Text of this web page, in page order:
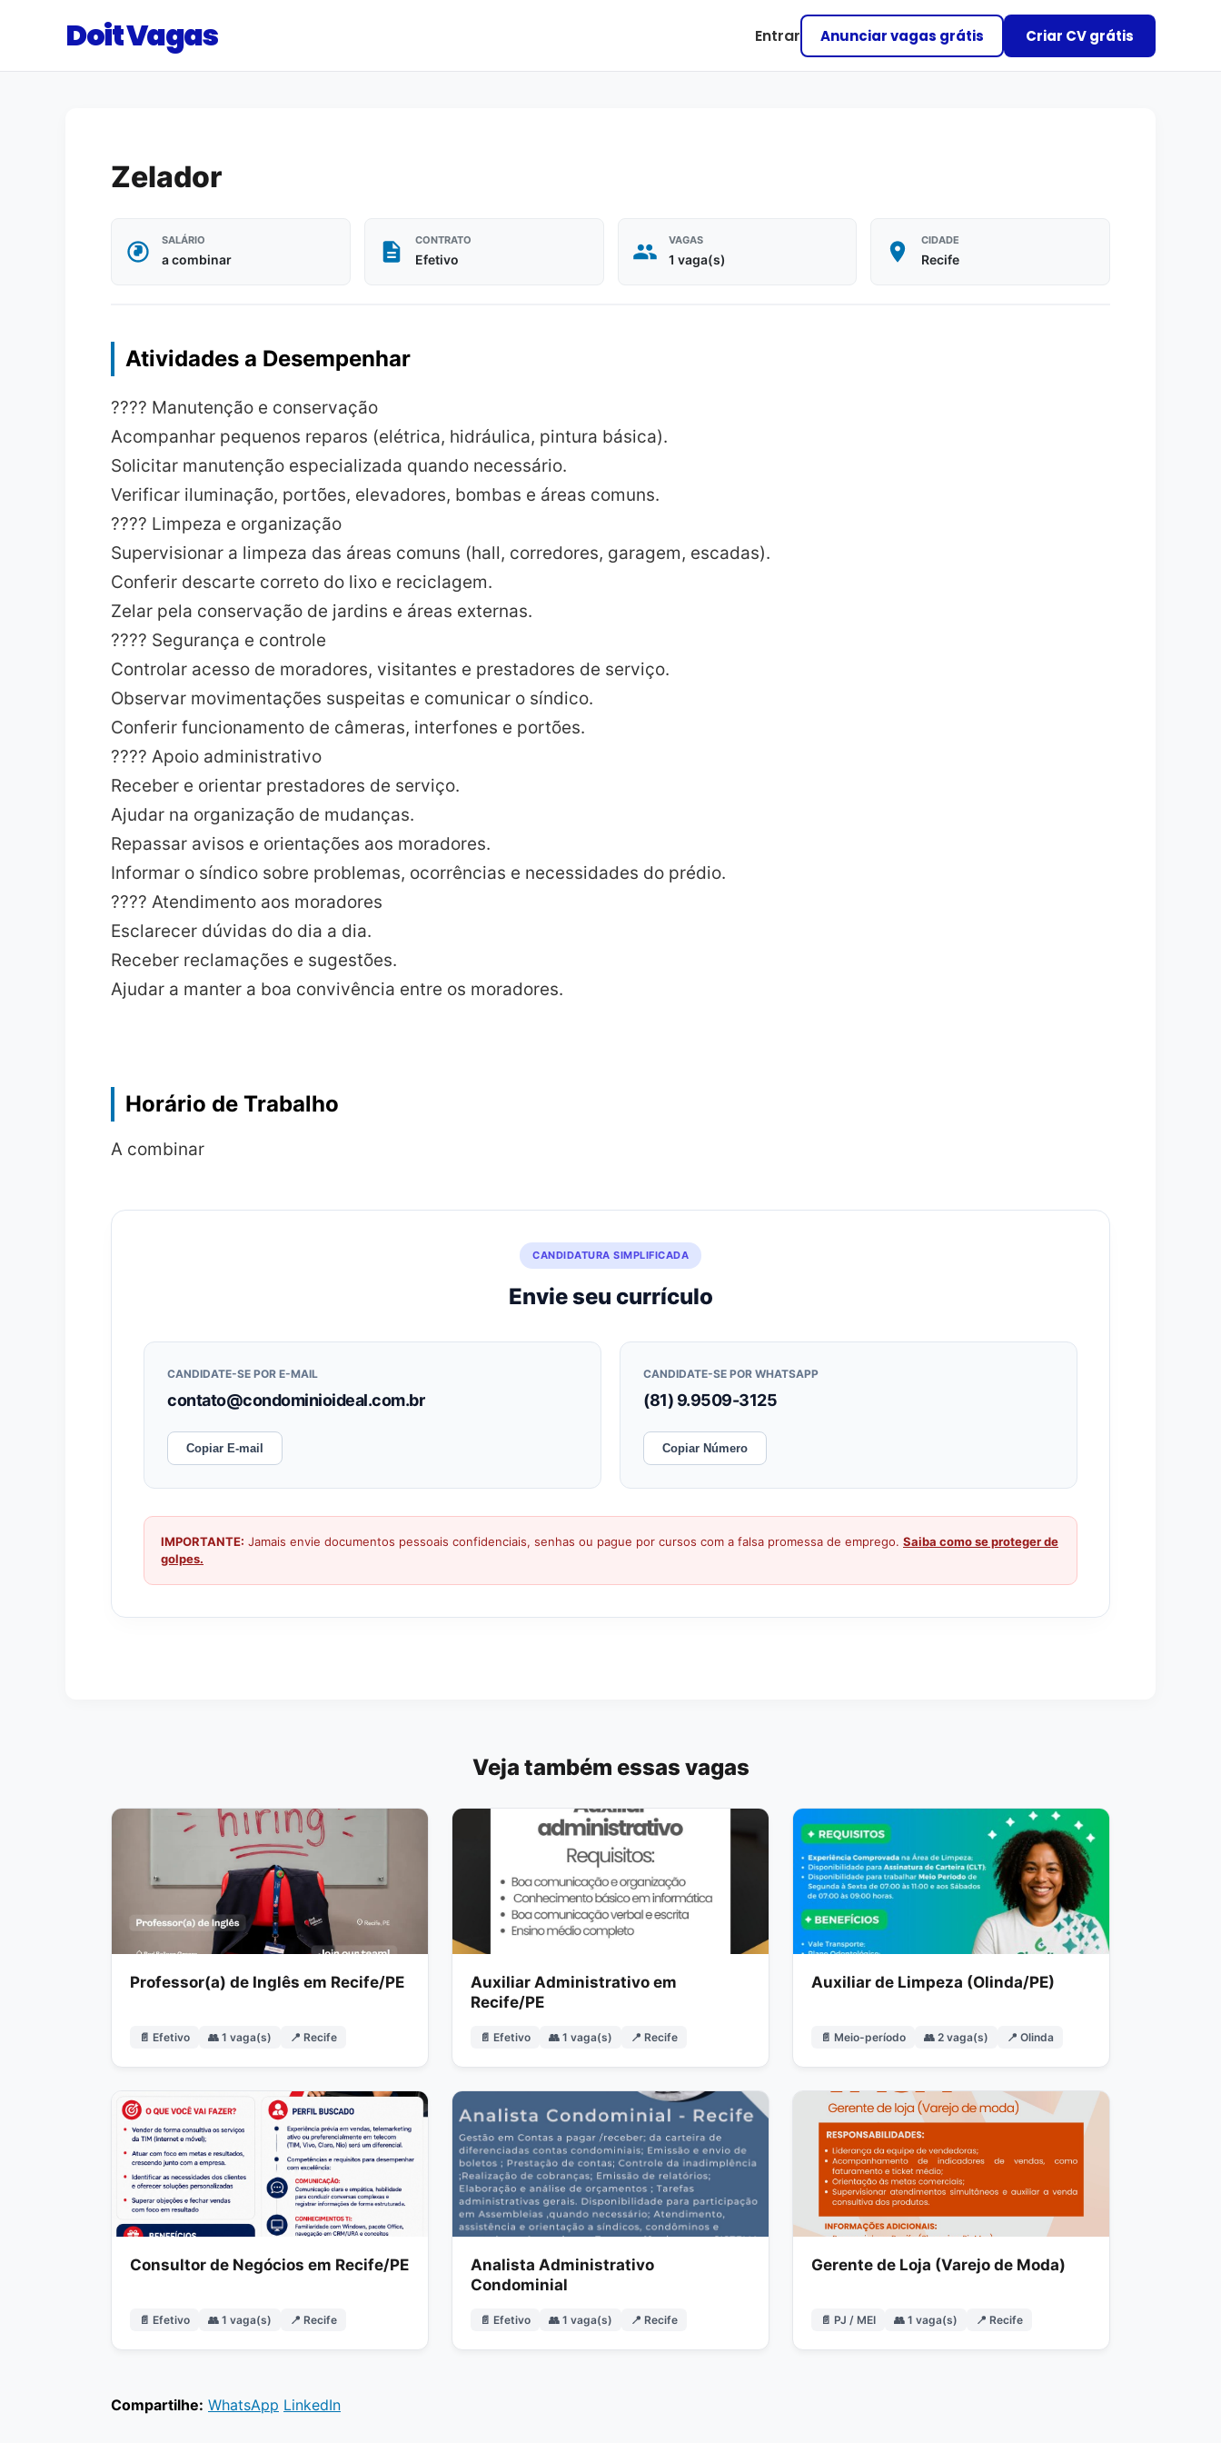
Doit Vagas Entrar Anunciar vagas grátis Criar CV grátis
Zelador
SALÁRIO
a combinar
CONTRATO
Efetivo
VAGAS
1 vaga(s)
CIDADE
Recife
Atividades a Desempenhar
???? Manutenção e conservação
Acompanhar pequenos reparos (elétrica, hidráulica, pintura básica).
Solicitar manutenção especializada quando necessário.
Verificar iluminação, portões, elevadores, bombas e áreas comuns.
???? Limpeza e organização
Supervisionar a limpeza das áreas comuns (hall, corredores, garagem, escadas).
Conferir descarte correto do lixo e reciclagem.
Zelar pela conservação de jardins e áreas externas.
???? Segurança e controle
Controlar acesso de moradores, visitantes e prestadores de serviço.
Observar movimentações suspeitas e comunicar o síndico.
Conferir funcionamento de câmeras, interfones e portões.
???? Apoio administrativo
Receber e orientar prestadores de serviço.
Ajudar na organização de mudanças.
Repassar avisos e orientações aos moradores.
Informar o síndico sobre problemas, ocorrências e necessidades do prédio.
???? Atendimento aos moradores
Esclarecer dúvidas do dia a dia.
Receber reclamações e sugestões.
Ajudar a manter a boa convivência entre os moradores.
Horário de Trabalho
A combinar
CANDIDATURA SIMPLIFICADA
Envie seu currículo
CANDIDATE-SE POR E-MAIL
contato@condominioideal.com.br
Copiar E-mail
CANDIDATE-SE POR WHATSAPP
(81) 9.9509-3125
Copiar Número
IMPORTANTE: Jamais envie documentos pessoais confidenciais, senhas ou pague por cursos com a falsa promessa de emprego. Saiba como se proteger de
golpes.
Veja também essas vagas
Professor(a) de Inglês em Recife/PE
📄 Efetivo 👥 1 vaga(s) 📍 Recife
Auxiliar Administrativo em
Recife/PE
📄 Efetivo 👥 1 vaga(s) 📍 Recife
Auxiliar de Limpeza (Olinda/PE)
📄 Meio-período 👥 2 vaga(s) 📍 Olinda
Consultor de Negócios em Recife/PE
📄 Efetivo 👥 1 vaga(s) 📍 Recife
Analista Administrativo
Condominial
📄 Efetivo 👥 1 vaga(s) 📍 Recife
Gerente de Loja (Varejo de Moda)
📄 PJ / MEI 👥 1 vaga(s) 📍 Recife
Compartilhe: WhatsApp LinkedIn